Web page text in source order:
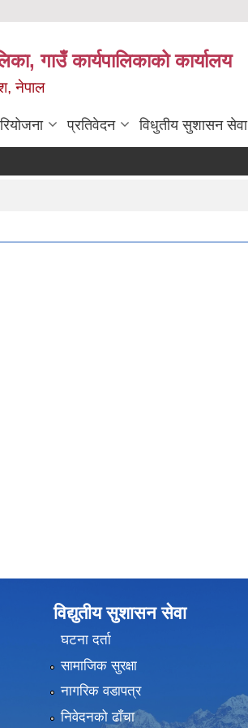
गाउँ कार्यपालिकाको कार्यालय
नेपाल
प्रतिवेदन विधुतीय सुशासन सेवा
विद्युतीय सुशासन सेवा
घटना दर्ता
सामाजिक सुरक्षा
नागरिक वडापत्र
निवेदनको ढाँचा